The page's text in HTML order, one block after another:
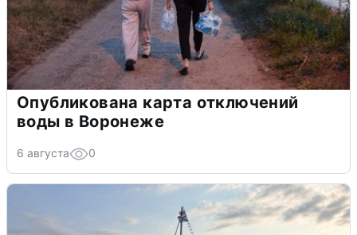
Опубликована карта отключений
воды в Воронеже
6 августа 0